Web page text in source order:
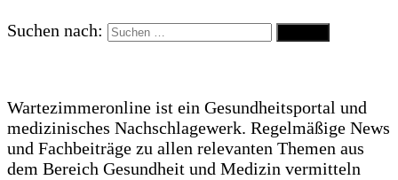
Suchen nach:
Wartezimmeronline ist ein Gesundheitsportal und
medizinisches Nachschlagewerk. Regelmäßige News
und Fachbeiträge zu allen relevanten Themen aus
dem Bereich Gesundheit und Medizin vermitteln